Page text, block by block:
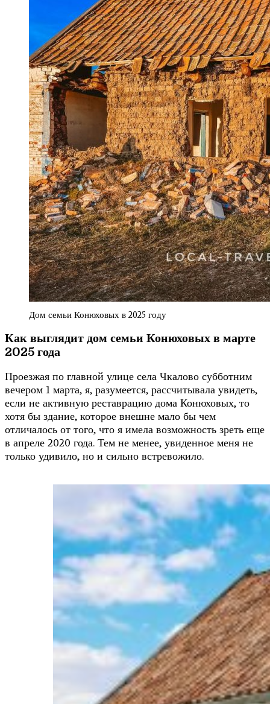
Дом семьи Конюховых в 2025 году
Как выглядит дом семьи Конюховых в марте
2025 года
Проезжая по главной улице села Чкалово субботним
вечером 1 марта, я, разумеется, рассчитывала увидеть,
если не активную реставрацию дома Конюховых, то
хотя бы здание, которое внешне мало бы чем
отличалось от того, что я имела возможность зреть еще
в апреле 2020 года. Тем не менее, увиденное меня не
только удивило, но и сильно встревожило.